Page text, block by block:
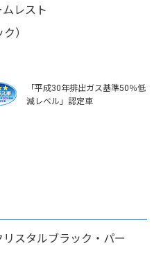
レスト
）
「平成30年排出ガス基準50％低
減レベル」認定車
スタルブラック・パー